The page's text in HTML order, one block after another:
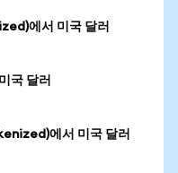
에서 미국 달러
국 달러
에서 미국 달러